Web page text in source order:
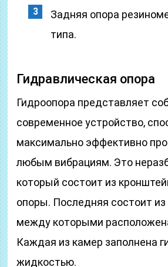
Задняя опора
типа.
Гидравлическая опора
Гидроопора представляет
современное устройство,
максимально эффективно
любым вибрациям. Это
который состоит из
опоры. Последняя состоит из
между которыми
Каждая из камер заполнена
жидкостью.